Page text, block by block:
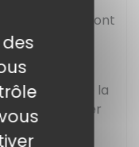
les étudiants ont
du Conseil
découverte de la
en particulier
hors des